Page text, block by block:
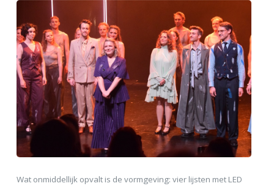
Wat onmiddellijk opvalt is de vormgeving: vier lijsten met LED